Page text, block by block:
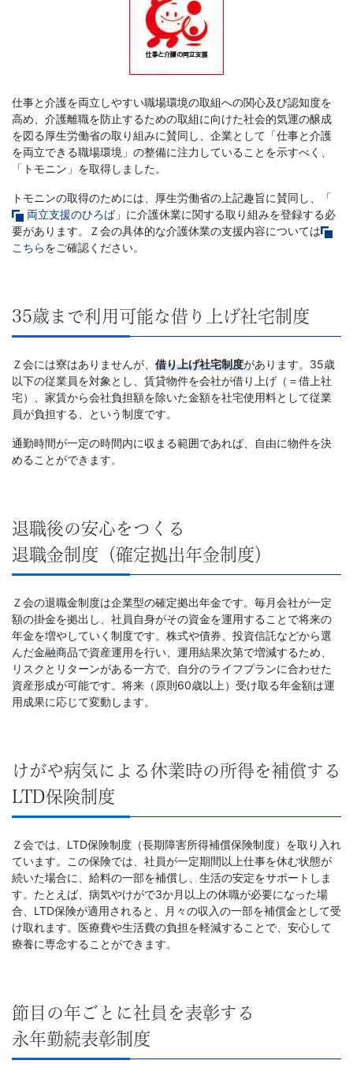
仕事と介護を両立しやすい職場環境の取組への関心及び認知度を
高め、介護離職を防止するための取組に向けた社会的気運の醸成
を図る厚生労働省の取り組みに賛同し、企業として「仕事と介護
を両立できる職場環境」の整備に注力していることを示すべく、
「トモニン」を取得しました。
トモニンの取得のためには、厚生労働省の上記趣旨に賛同し、「
両立支援のひろば」に介護休業に関する取り組みを登録する必
要があります。Ｚ会の具体的な介護休業の支援内容については
こちらをご確認ください。
35歳まで利用可能な借り上げ社宅制度
Ｚ会には寮はありませんが、 借り上げ社宅制度があります。35歳
以下の従業員を対象とし、賃貸物件を会社が借り上げ（＝借上社
宅）、家賃から会社負担額を除いた金額を社宅使用料として従業
員が負担する、という制度です。
通勤時間が一定の時間内に収まる範囲であれば、自由に物件を決
めることができます。
退職後の安心をつくる
退職金制度（確定拠出年金制度）
Ｚ会の退職金制度は企業型の確定拠出年金です。毎月会社が一定
額の掛金を拠出し、社員自身がその資金を運用することで将来の
年金を増やしていく制度です。株式や債券、投資信託などから選
んだ金融商品で資産運用を行い、運用結果次第で増減するため、
リスクとリターンがある一方で、自分のライフプランに合わせた
資産形成が可能です。将来（原則60歳以上）受け取る年金額は運
用成果に応じて変動します。
けがや病気による休業時の所得を補償する
LTD保険制度
Ｚ会では、LTD保険制度（長期障害所得補償保険制度）を取り入れ
ています。この保険では、社員が一定期間以上仕事を休む状態が
続いた場合に、給料の一部を補償し、生活の安定をサポートしま
す。たとえば、病気やけがで3か月以上の休職が必要になった場
合、LTD保険が適用されると、月々の収入の一部を補償金として受
け取れます。医療費や生活費の負担を軽減することで、安心して
療養に専念することができます。
節目の年ごとに社員を表彰する
永年勤続表彰制度